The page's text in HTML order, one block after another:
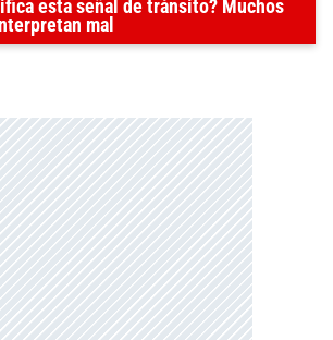
esta señal de tránsito? Muchos
mal